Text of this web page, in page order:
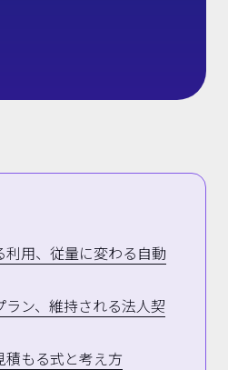
利用、従量に変わる自動
ラン、維持される法人契
積もる式と考え方